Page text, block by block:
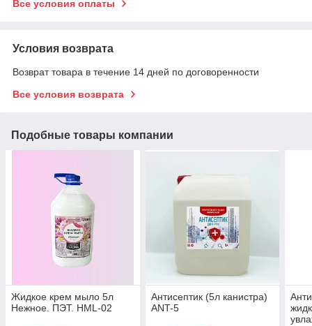
Все условия оплаты
Условия возврата
Возврат товара в течение 14 дней по договоренности
Все условия возврата
Подобные товары компании
Жидкое крем мыло 5л
Нежное. ПЭТ. HML-02
Антисептик (5л канистра)
ANT-5